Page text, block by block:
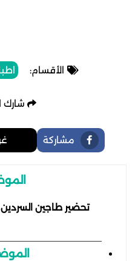
الأقسام:
شارك
مشاركة
تحضير طاجين